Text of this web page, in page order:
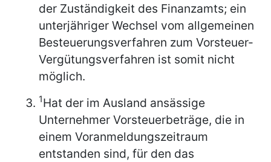
der Zuständigkeit des Finanzamts; ein
unterjähriger Wechsel vom allgemeinen
Besteuerungsverfahren zum Vorsteuer-
Vergütungsverfahren ist somit nicht
möglich.
1Hat der im Ausland ansässige
Unternehmer Vorsteuerbeträge, die in
einem Voranmeldungszeitraum
entstanden sind, für den das